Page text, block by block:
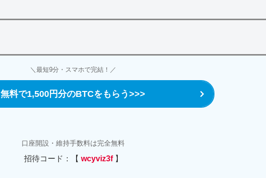
＼ 最短9分・スマホで完結！ ／
無料で1,500円分のBTCをもらう>>>
口座開設・維持手数料は完全無料
招待コード：【 wcyviz3f】